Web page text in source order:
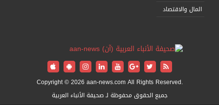
المال والاقتصاد
Copyright © 2026 aan-news.com All Rights Reserved.
جميع الحقوق محفوظة لـ صحيفة الأنباء العربية